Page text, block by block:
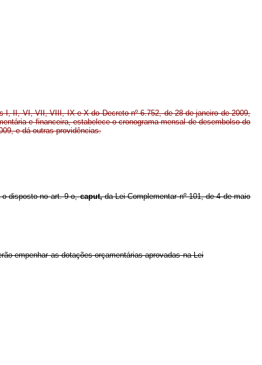
I, II, VI, VII, VIII, IX e X do Decreto nº 6.752, de 28 de janeiro de 2009,
e financeira, estabelece o cronograma mensal de desembolso do
e dá outras providências.
o disposto no art. 9 o,caput,da Lei Complementar nº 101, de 4 de maio
empenhar as dotações orçamentárias aprovadas na Lei